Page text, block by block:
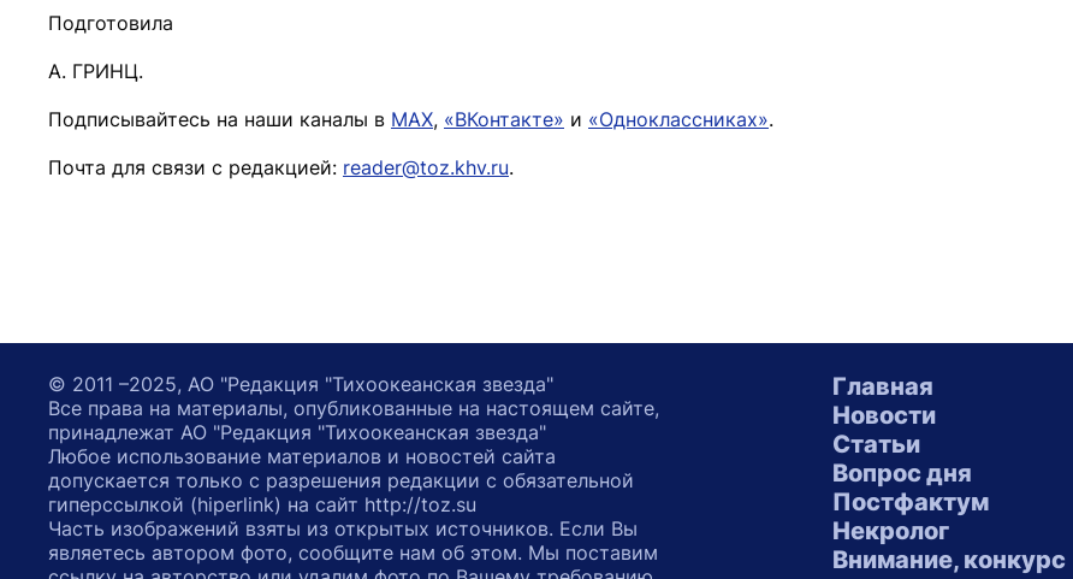
Подготовила
А. ГРИНЦ.
Подписывайтесь на наши каналы в MAX, «ВКонтакте» и «Одноклассниках».
Почта для связи с редакцией: reader@toz.khv.ru.
Главная
Новости
Статьи
Вопрос дня
Постфактум
Некролог
Внимание, конкурс
© 2011 –2025, АО "Редакция "Тихоокеанская звезда"
Все права на материалы, опубликованные на настоящем сайте,
принадлежат АО "Редакция "Тихоокеанская звезда"
Любое использование материалов и новостей сайта
допускается только с разрешения редакции с обязательной
гиперссылкой (hiperlink) на сайт http://toz.su
Часть изображений взяты из открытых источников. Если Вы
являетесь автором фото, сообщите нам об этом. Мы поставим